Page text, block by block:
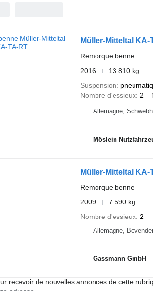
Müller-Mitteltal KA-
Remorque benne
2016
13.810 kg
Suspension
Nombre d'essieux 2
Allemagne,
Möslein
Müller-Mitteltal
Remorque benne
2009
7.590 kg
Nombre d'essieux 2
Allemagne,
Gassmann GmbH
recevoir de nouvelles annonces de cette